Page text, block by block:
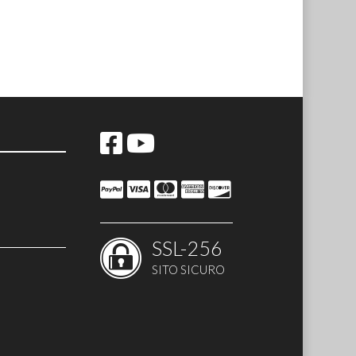
SSL-256
SITO SICURO